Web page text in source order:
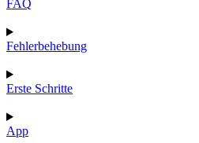
FAQ
Fehlerbehebung
Erste Schritte
App